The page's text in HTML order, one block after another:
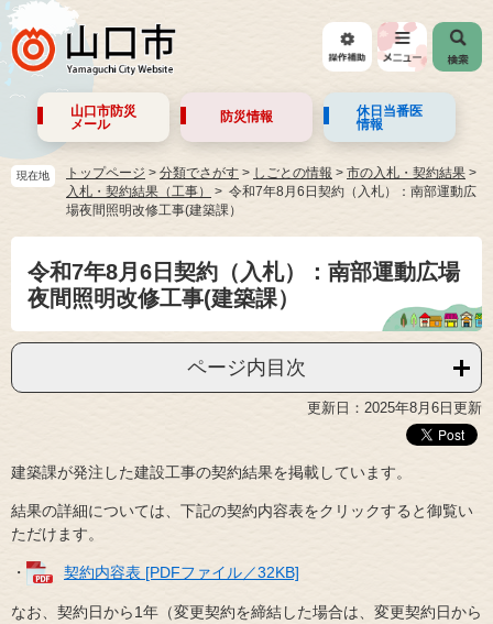
山口市防災
メール
防災情報
休日当番医
情報
現在地 トップページ > 分類でさがす > しごとの情報 > 市の入札・契約結果 >
入札・契約結果（工事）
令和7年8月6日契約（入札）：南部運動広
場夜間照明改修工事(建築課）
令和7年8月6日契約（入札）：南部運動広場
夜間照明改修工事(建築課）
ページ内目次
更新日：2025年8月6日更新
建築課が発注した建設工事の契約結果を掲載しています。
結果の詳細については、下記の契約内容表をクリックすると御覧い
ただけます。
・ 契約内容表 [PDFファイル／32KB]
なお、契約日から1年（変更契約を締結した場合は、変更契約日から